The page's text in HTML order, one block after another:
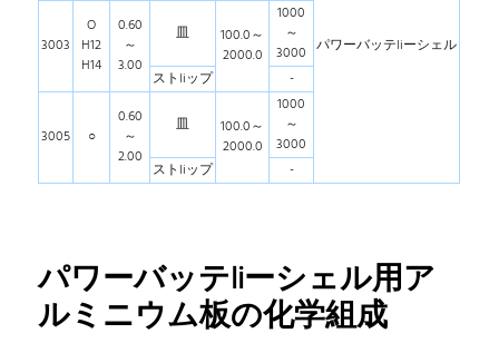
パワーバッテliーシェル
3003
O
H12
H14
0.60
～
3.00
皿
100.0～
2000.0
1000
～
3000
ストliップ
-
3005 ○
0.60
～
2.00
皿
100.0～
2000.0
1000
～
3000
ストliップ
-
パワーバッテliーシェル用ア
ルミニウム板の化学組成